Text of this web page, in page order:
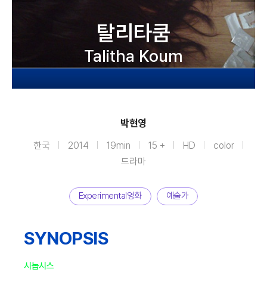
탈리타쿰
Talitha Koum
박현영
한국 2014 19min 15 + HD
color
드라마
Experimental영화 예술가
SYNOPSIS
시놉시스